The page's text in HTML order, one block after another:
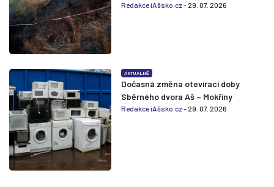
Redakce iAšsko.cz- 29. 07. 2026
AKTUÁLNĚ
Dočasná změna otevírací doby
Sběrného dvora Aš – Mokřiny
Redakce iAšsko.cz- 29. 07. 2026